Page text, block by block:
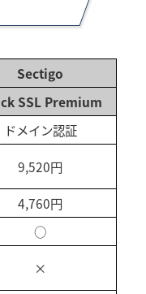
Sectigo
SSL Premium
ドメイン認証
9,520円
4,760円
○
×